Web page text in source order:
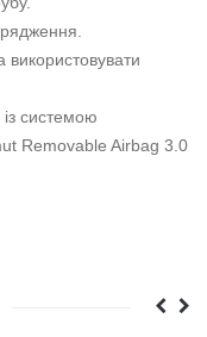
системою
Removable Airbag 3.0